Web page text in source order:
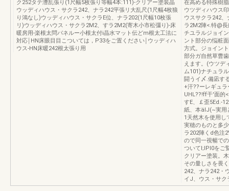
ク252タテ漕乱張り(1尺幅5枚張り等幅4本:111)-クリアー塗装晶
ウッディハウス・サクラ242、ナラ242平張リ大乱尺(1尺幅4枚狼
り鴻なし)ウッディハウス・サクラE位、ナラ202(1尺幅10枚張
リ)ウッディハウス・サクラ2M2、すラ2M2(寄木小市松彊り)-床
暖房用-楽根太問パネルー小根太付i晶水マット伝どm根太工法に
対応￨HN床眼目目こついては，P33をご置ください￨ウッディハ
ウス-HN床暖242根太張り用
在高める特殊樹
ウツディハウス
ウスサクラ242
ラ2M2陣<.特@
チユラルジョイ
ント部分の悩粧
方式。ジョイン
部分ガ自然草曹
えます。(ウツデ
ム101)ナチュラ
闘うイ〆.備凪す
+汗??ーレギュ
UHL??!ff干'面的
すE、￡歪5Ed.-
紙、本älJ(~実用
1天然木を使用し
実穂のものと多
ラ202陣くd色注
ので同一視暢で
ついてI;lPl0をご
クリアー塗装。
その量しさを畏
242、ナラ242・
イJ、ウス・サク